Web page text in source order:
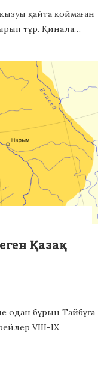
қайта қоймаған
тұр. Қинала…
Қазақ
одан бұрын Тайбұға
VIII-IX